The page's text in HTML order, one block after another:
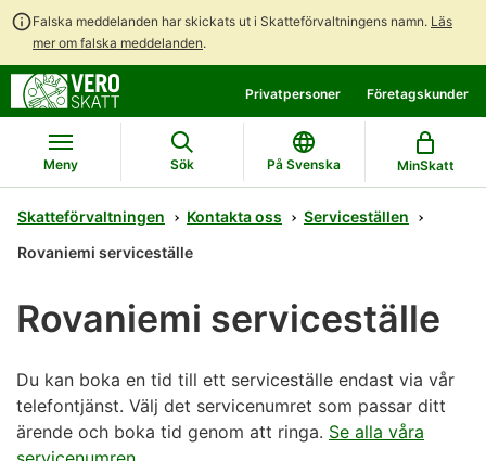
Falska meddelanden har skickats ut i Skatteförvaltningens namn. Läs
mer om falska meddelanden.
direkt
till
innehållet
till
hela
webbplatsens
sökning
Privatpersoner Företagskunder
Meny Sök På Svenska MinSkatt
Skatteförvaltningen Kontakta oss
Serviceställen
Rovaniemi serviceställe
Rovaniemi serviceställe
Du kan boka en tid till ett serviceställe endast via vår
telefontjänst. Välj det servicenumret som passar ditt
ärende och boka tid genom att ringa. Se alla våra